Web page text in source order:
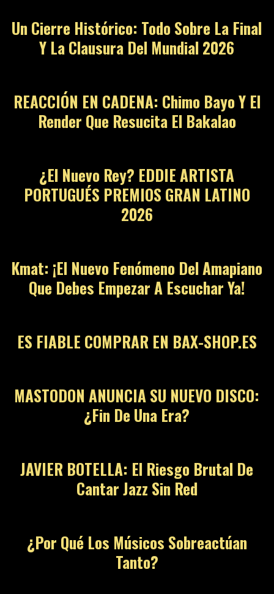
Un Cierre Histórico: Todo Sobre La Final
Y La Clausura Del Mundial 2026
REACCIÓN EN CADENA: Chimo Bayo Y El
Render Que Resucita El Bakalao
¿El Nuevo Rey? EDDIE ARTISTA
PORTUGUÉS PREMIOS GRAN LATINO
2026
Kmat: ¡El Nuevo Fenómeno Del Amapiano
Que Debes Empezar A Escuchar Ya!
ES FIABLE COMPRAR EN BAX-SHOP.ES
MASTODON ANUNCIA SU NUEVO DISCO:
¿Fin De Una Era?
JAVIER BOTELLA: El Riesgo Brutal De
Cantar Jazz Sin Red
¿Por Qué Los Músicos Sobreactúan
Tanto?